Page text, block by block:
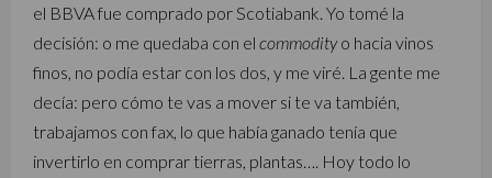
el BBVA fue comprado por Scotiabank. Yo tomé la
decisión: o me quedaba con el commodityo hacia vinos
finos, no podía estar con los dos, y me viré. La gente me
decía: pero cómo te vas a mover si te va también,
trabajamos con fax, lo que había ganado tenía que
invertirlo en comprar tierras, plantas…. Hoy todo lo